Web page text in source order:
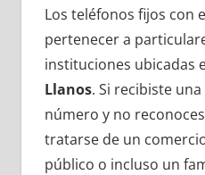
Los teléfonos fijos сοn
pertenecer а
instituciones ubicadas
Llanos. Si recibiste
número у no
tratarse dе un
público ο incluso un